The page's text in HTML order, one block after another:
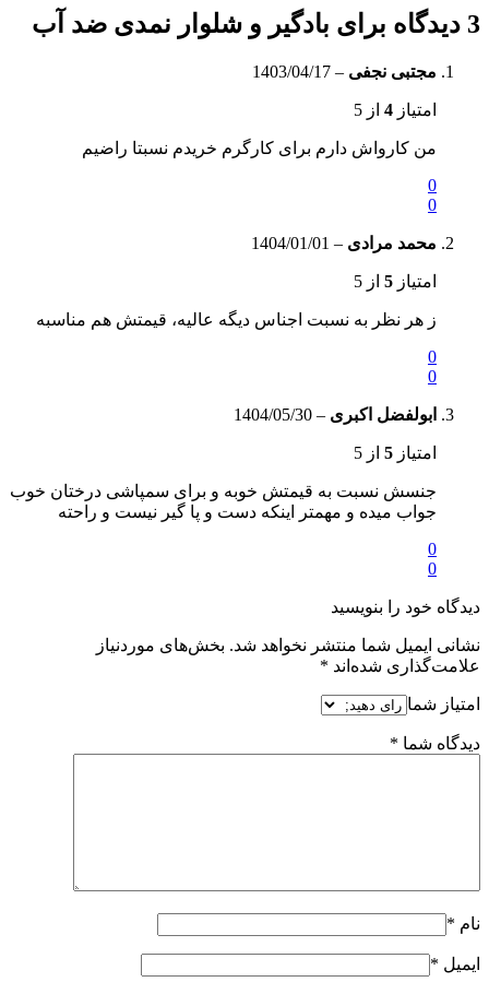
3 دیدگاه برای بادگیر و شلوار نمدی ضد آب
مجتبی نجفی –
1403/04/17
امتیاز 4 از 5
من کارواش دارم برای کارگرم خریدم نسبتا راضیم
0
0
محمد مرادی –
1404/01/01
امتیاز 5 از 5
ز هر نظر به نسبت اجناس دیگه عالیه، قیمتش هم مناسبه
0
0
ابولفضل اکبری –
1404/05/30
امتیاز 5 از 5
جنسش نسبت به قیمتش خوبه و برای سمپاشی درختان خوب
جواب میده و مهمتر اینکه دست و پا گیر نیست و راحته
0
0
دیدگاه خود را بنویسید
نشانی ایمیل شما منتشر نخواهد شد. بخش‌های موردنیاز
علامت‌گذاری شده‌اند *
امتیاز شما
دیدگاه شما *
نام *
ایمیل *